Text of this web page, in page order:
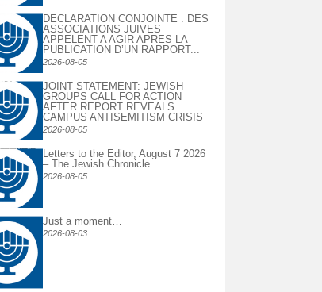
DECLARATION CONJOINTE : DES
ASSOCIATIONS JUIVES
APPELENT A AGIR APRES LA
PUBLICATION D’UN RAPPORT...
2026-08-05
JOINT STATEMENT: JEWISH
GROUPS CALL FOR ACTION
AFTER REPORT REVEALS
CAMPUS ANTISEMITISM CRISIS
2026-08-05
Letters to the Editor, August 7 2026
– The Jewish Chronicle
2026-08-05
Just a moment…
2026-08-03